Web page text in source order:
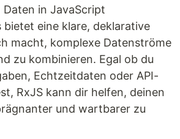
in JavaScript
eine klare, deklarative
macht, komplexe Datenströme
zu kombinieren. Egal ob du
Echtzeitdaten oder API-
RxJS kann dir helfen, deinen
und wartbarer zu